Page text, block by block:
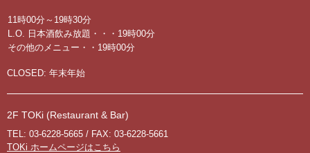
11時00分～19時30分
L.O. 日本酒飲み放題・・・19時00分
その他のメニュー・・19時00分
CLOSED: 年末年始
2F TOKi (Restaurant & Bar)
TEL: 03-6228-5665 / FAX: 03-6228-5661
TOKi ホームページはこちら